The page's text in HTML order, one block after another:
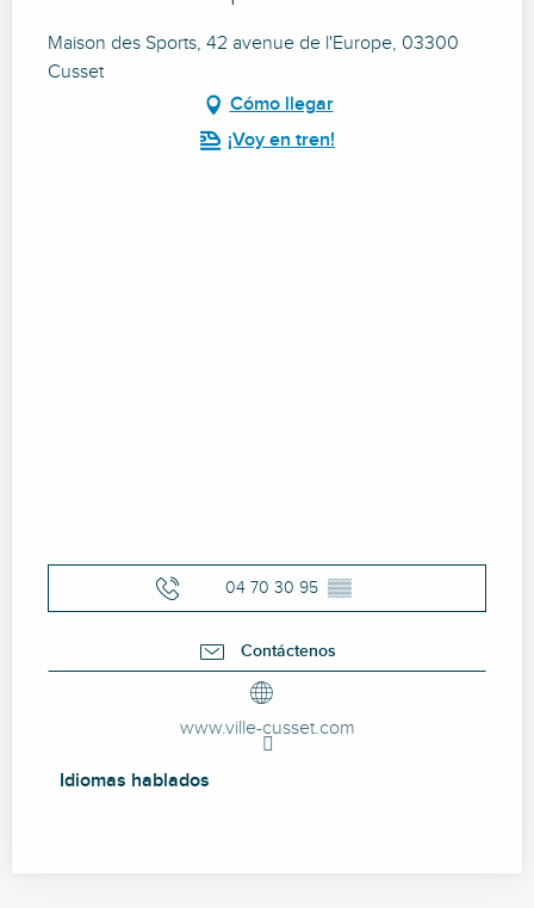
Maison des Sports, 42 avenue de l'Europe, 03300
Cusset
Cómo llegar
¡Voy en tren!
04 70 30 95 ▒▒
Contáctenos
www.ville-cusset.com
Idiomas hablados
Idiomas hablados